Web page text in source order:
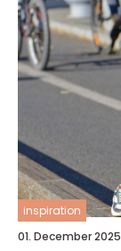
inspiration
01. December 2025